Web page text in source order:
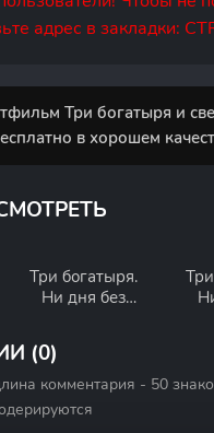
адрес в закладки:
Три богатыря и
в хорошем
Три богатыря.
Ни дня без
(0)
комментария - 50